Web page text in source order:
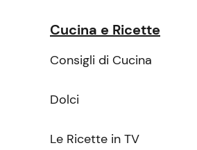
Cucina e Ricette
Consigli di Cucina
Dolci
Le Ricette in TV